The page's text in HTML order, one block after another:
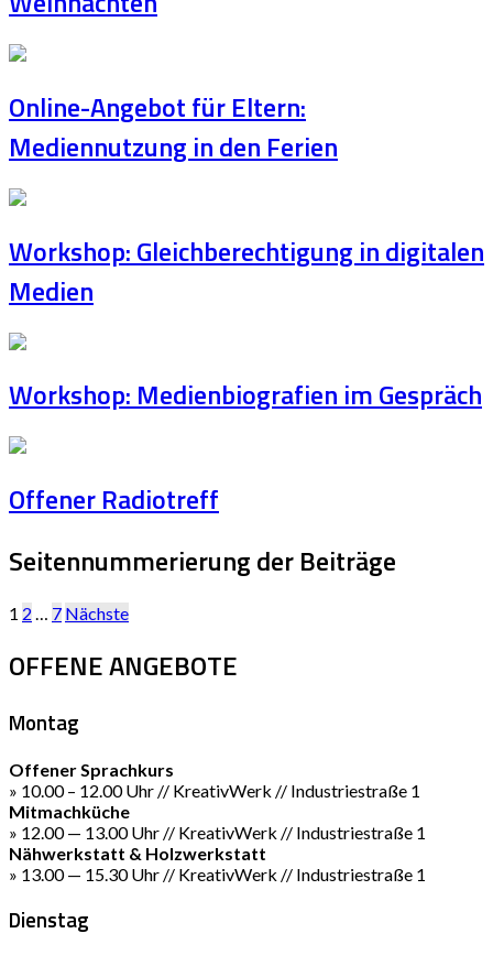
Online-Angebot für Eltern:
Mediennutzung in den Ferien
Workshop: Gleichberechtigung in digitalen
Medien
Workshop: Medienbiografien im Gespräch
Offener Radiotreff
Seitennummerierung der Beiträge
1 2 … 7 Nächste
OFFENE ANGEBOTE
Montag
Offener Sprachkurs
» 10.00 – 12.00 Uhr // KreativWerk // Industriestraße 1
Mitmachküche
» 12.00 — 13.00 Uhr // KreativWerk // Industriestraße 1
Nähwerkstatt & Holzwerkstatt
» 13.00 — 15.30 Uhr // KreativWerk // Industriestraße 1
Dienstag